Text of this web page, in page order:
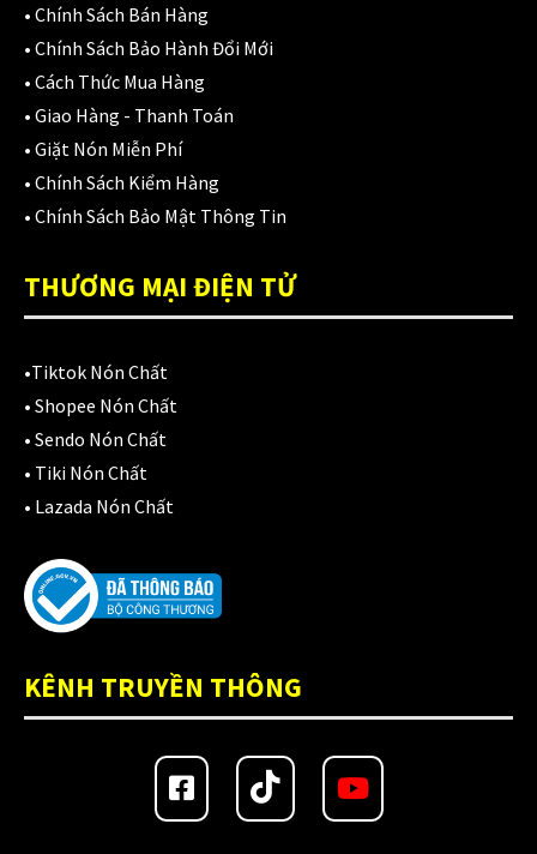
• Chính Sách Bán Hàng
• Chính Sách Bảo Hành Đổi Mới
• Cách Thức Mua Hàng
• Giao Hàng - Thanh Toán
• Giặt Nón Miễn Phí
• Chính Sách Kiểm Hàng
• Chính Sách Bảo Mật Thông Tin
THƯƠNG MẠI ĐIỆN TỬ
•Tiktok Nón Chất
• Shopee Nón Chất
• Sendo Nón Chất
• Tiki Nón Chất
• Lazada Nón Chất
KÊNH TRUYỀN THÔNG